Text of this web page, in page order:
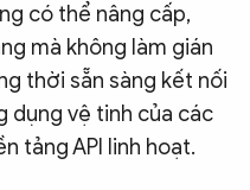
có thể nâng cấp,
mà không làm gián
thời sẵn sàng kết nối
dụng vệ tinh của các
tảng API linh hoạt.